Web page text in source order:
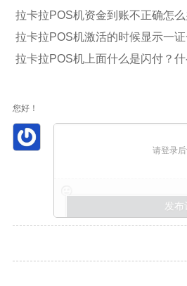
拉卡拉POS机资金到账不正确怎么
拉卡拉POS机激活的时候显示一
拉卡拉POS机上面什么是闪付？什
您好！
请登录